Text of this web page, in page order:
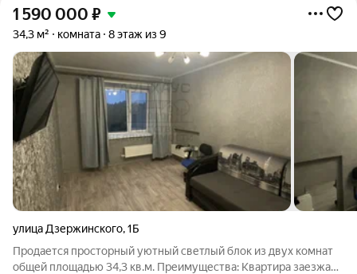
1 590 000 ₽
34,3 м² комната 8 этаж из 9
улица Дзержинского,1Б
Пpoдaетcя просторный уютный светлый блок из двух комнат
общей площадью 34,3 кв.м. Преимущества: Квартира заезжай